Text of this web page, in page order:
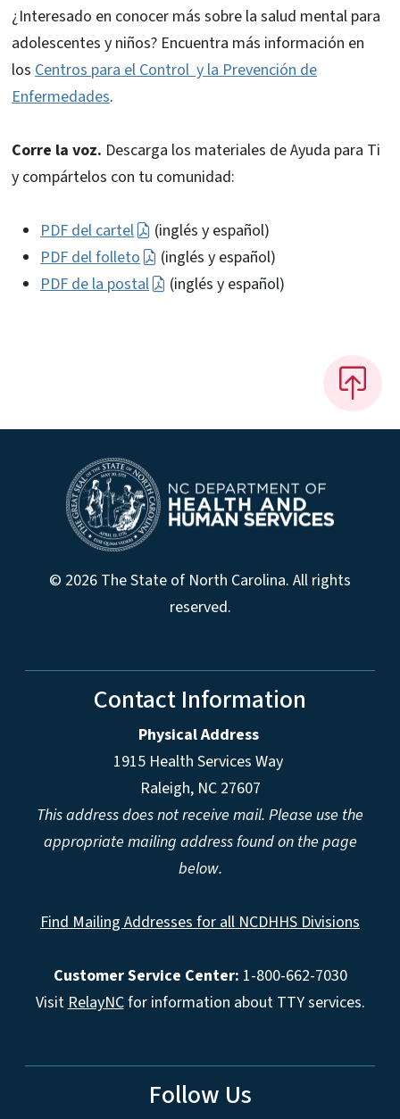
¿Interesado en conocer más sobre la salud mental para
adolescentes y niños? Encuentra más información en
los Centros para el Control y la Prevención de
Enfermedades.
Corre la voz. Descarga los materiales de Ayuda para Ti
y compártelos con tu comunidad:
PDF del cartel
(inglés y español)
PDF del folleto
(inglés y español)
PDF de la postal
(inglés y español)
© 2026 The State of North Carolina. All rights
reserved.
Contact Information
Physical Address
1915 Health Services Way
Raleigh, NC 27607
This address does not receive mail. Please use the
appropriate mailing address found on the page
below.
Find Mailing Addresses for all NCDHHS Divisions
Customer Service Center: 1-800-662-7030
VisitRelayNCfor information about TTY services.
Follow Us